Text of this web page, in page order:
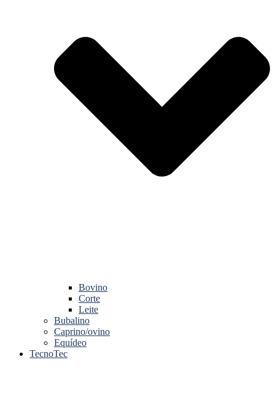
Bovino
Corte
Leite
Bubalino
Caprino/ovino
Equídeo
TecnoTec